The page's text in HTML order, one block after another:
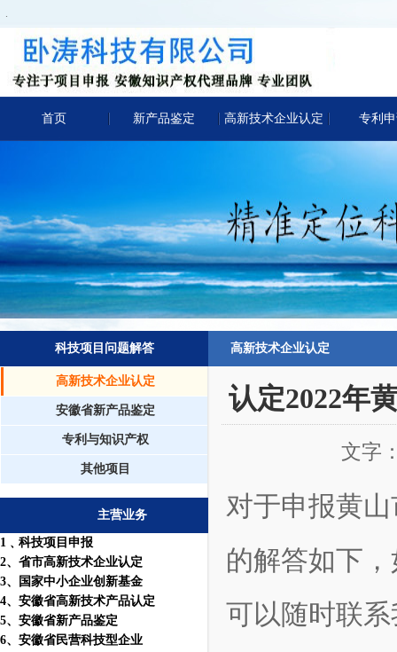
.
首页 新产品鉴定 高新技术企业认定 专利
科技项目问题解答
高新技术企业认定
安徽省新产品鉴定
专利与知识产权
其他项目
主营业务
1 ﹑科技项目申报
2、省市高新技术企业认定
3、国家中小企业创新基金
4、安徽省高新技术产品认定
5、安徽省新产品鉴定
6、安徽省民营科技型企业
高新技术企业认定
认定2022年
文字
对于申报黄
的解答如下
可以随时联